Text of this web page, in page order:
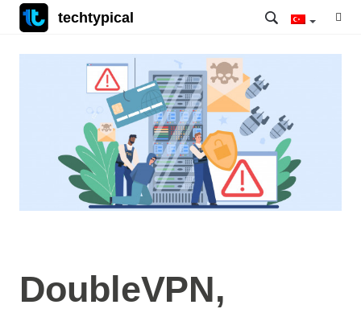
techtypical
DoubleVPN,